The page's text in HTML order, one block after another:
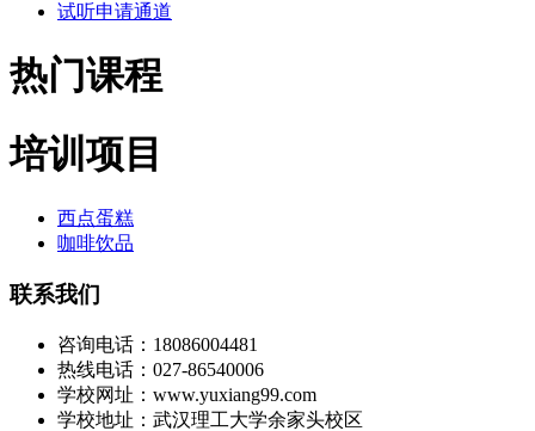
试听申请通道
热门课程
培训项目
西点蛋糕
咖啡饮品
联系我们
咨询电话： 18086004481
热线电话： 027-86540006
学校网址： www.yuxiang99.com
学校地址： 武汉理工大学余家头校区